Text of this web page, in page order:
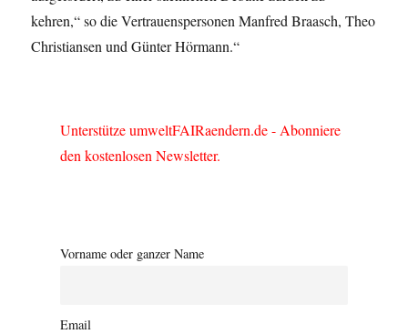
kehren,“ so die Vertrauenspersonen Manfred Braasch, Theo
Christiansen und Günter Hörmann.“
Unterstütze umweltFAIRaendern.de - Abonniere
den kostenlosen Newsletter.
Vorname oder ganzer Name
Email